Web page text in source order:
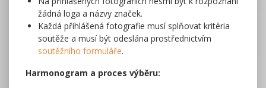
žádná loga a názvy značek.
Každá přihlášená fotografie musí splňovat kritéria
soutěže a musí být odeslána prostřednictvím
soutěžního formuláře.
Harmonogram a proces výběru: